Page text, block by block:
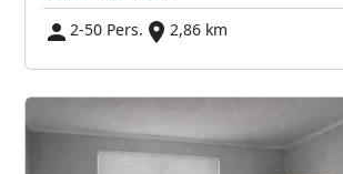
2-50 Pers.
2,86 km